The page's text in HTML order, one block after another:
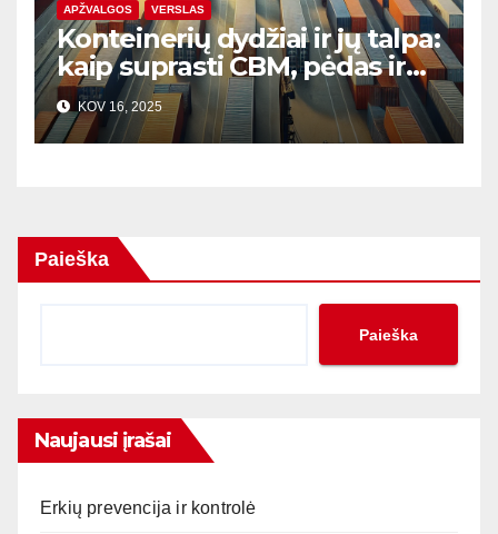
APŽVALGOS VERSLAS
Konteinerių dydžiai ir jų talpa:
kaip suprasti CBM, pėdas ir
kitus matmenis?
KOV 16, 2025
Paieška
Paieška
Naujausi įrašai
Erkių prevencija ir kontrolė